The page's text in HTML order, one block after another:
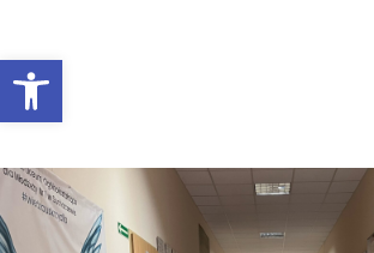
Otwórz pasek narzędzi
Młodzieży Nr 1 w
Sochaczewie